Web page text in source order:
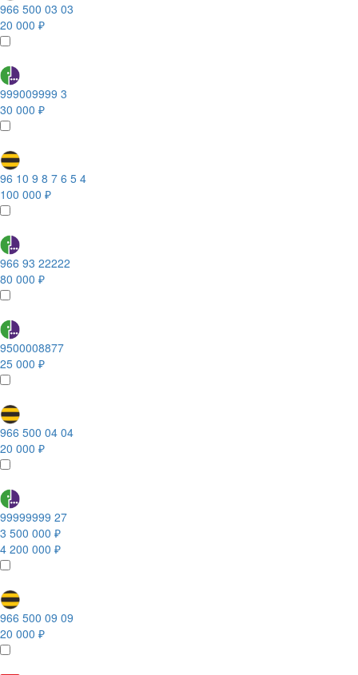
966 500 03 03
20 000 ₽
999009999 3
30 000 ₽
96 10 9 8 7 6 5 4
100 000 ₽
966 93 22222
80 000 ₽
9500008877
25 000 ₽
966 500 04 04
20 000 ₽
99999999 27
3 500 000 ₽
4 200 000 ₽
966 500 09 09
20 000 ₽